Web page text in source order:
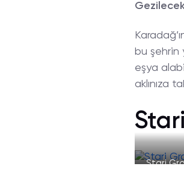
bu şehrin
eşya
aklınıza
Stari